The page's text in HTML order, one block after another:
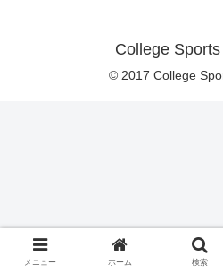
College
© 2017 College
メニュー ホーム 検索